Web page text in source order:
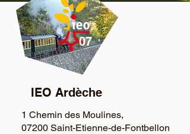
07
IEO Ardèche
1 Chemin des Moulines,
07200 Saint-Etienne-de-Fontbellon